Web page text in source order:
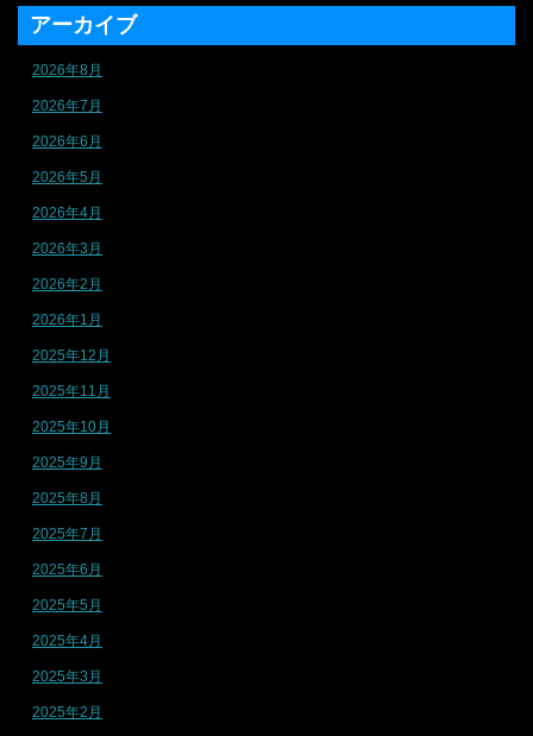
アーカイブ
2026年8月
2026年7月
2026年6月
2026年5月
2026年4月
2026年3月
2026年2月
2026年1月
2025年12月
2025年11月
2025年10月
2025年9月
2025年8月
2025年7月
2025年6月
2025年5月
2025年4月
2025年3月
2025年2月